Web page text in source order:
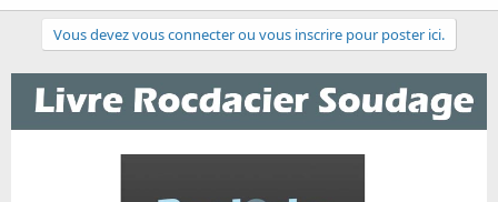
Vous devez vous connecter ou vous inscrire pour poster ici.